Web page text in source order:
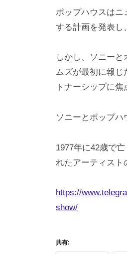
ポップハウスはニ
する計画を発表し
しかし、ソニー
ムズが最初に報じ
トナーシップに
ソニーとポップハ
1977年に42歳で
れたアーティスト
https://
show/
共有: